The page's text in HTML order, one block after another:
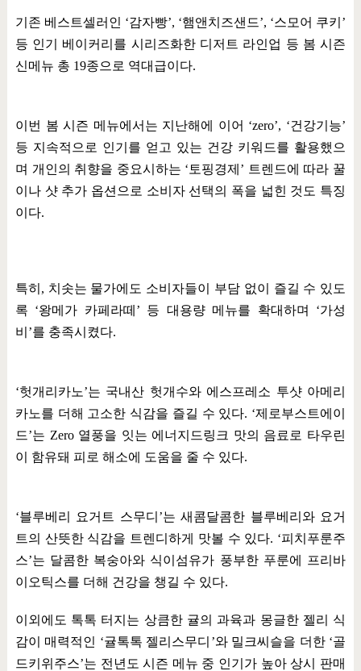
기존 베스트셀러인 ‘감자빵’, ‘햄앤치즈샌드’, ‘스모어 쿠키 ’
등 인기 베이커리를 시리즈화한 디저트 라인업 등 봄 시즌
신메뉴 총 19종으로 역대급이다.
이번 봄 시즌 메뉴에서는 지난해에 이어 ‘zero’, ‘건강기능’
등 지속적으로 인기를 얻고 있는 건강 키워드를 활용했으
며 개인의 취향을 중요시하는 ‘ 토핑경제 ’ 트렌드에 따라 꿀
이나 샷 추가 옵션으로 소비자 선택의 폭을 넓힌 것도 특징
이다.
특히 , 치솟는 물가에도 소비자들이 부담 없이 즐길 수 있도
록 ‘왕메가 카페라떼 ’ 등 대용량 메뉴를 확대하며 ‘가성
비 ’를 충족시켰다.
‘헛개리카노’는 국내산 헛개수와 에스프레소 투샷 아메리
카노를 더해 고소한 식감을 즐길 수 있다. ‘제로부스트에이
드’는 Zero 열풍을 잇는 에너지드링크 맛의 음료로 타우린
이 함유돼 피로 해소에 도움을 줄 수 있다.
‘블루베리 요거트 스무디 ’는 새콤달콤한 블루베리와 요거
트의 산뜻한 식감을 트렌디하게 맛볼 수 있다. ‘피치푸룬주
스’는 달콤한 복숭아와 식이섬유가 풍부한 푸룬에 프리바
이오틱스를 더해 건강을 챙길 수 있다.
이외에도 톡톡 터지는 상큼한 귤의 과육과 몽글한 젤리 식
감이 매력적인 ‘귤톡톡 젤리스무디 ’와 밀크씨슬을 더한 ‘골
드키위주스’는 전년도 시즌 메뉴 중 인기가 높아 상시 판매